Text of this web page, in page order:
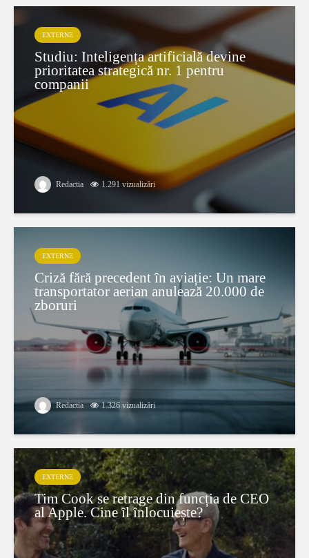
EXTERNE
Studiu: Inteligența artificială devine
prioritatea strategică nr. 1 pentru
companii
Redactia 1.291 vizualizări
EXTERNE
Criză fără precedent în aviație: Un mare
transportator aerian anulează 20.000 de
zboruri
Redactia 1.326 vizualizări
EXTERNE
Tim Cook se retrage din funcția de CEO
al Apple. Cine îl înlocuiește?